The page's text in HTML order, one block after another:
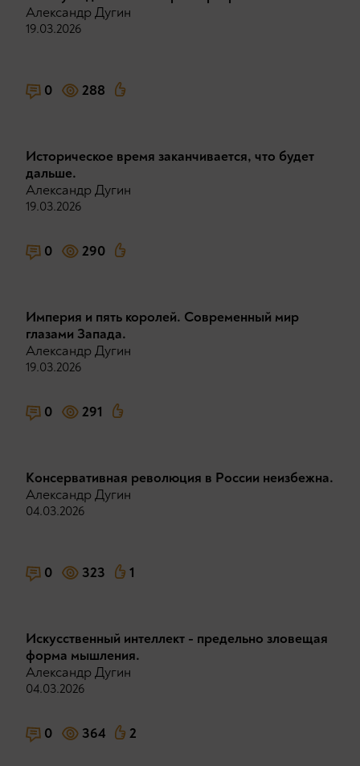
Александр Дугин
19.03.2026
0 288
Историческое время заканчивается, что будет
дальше.
Александр Дугин
19.03.2026
0 290
Империя и пять королей. Современный мир
глазами Запада.
Александр Дугин
19.03.2026
0 291
Консервативная революция в России неизбежна.
Александр Дугин
04.03.2026
0 323 1
Искусственный интеллект - предельно зловещая
форма мышления.
Александр Дугин
04.03.2026
0 364 2